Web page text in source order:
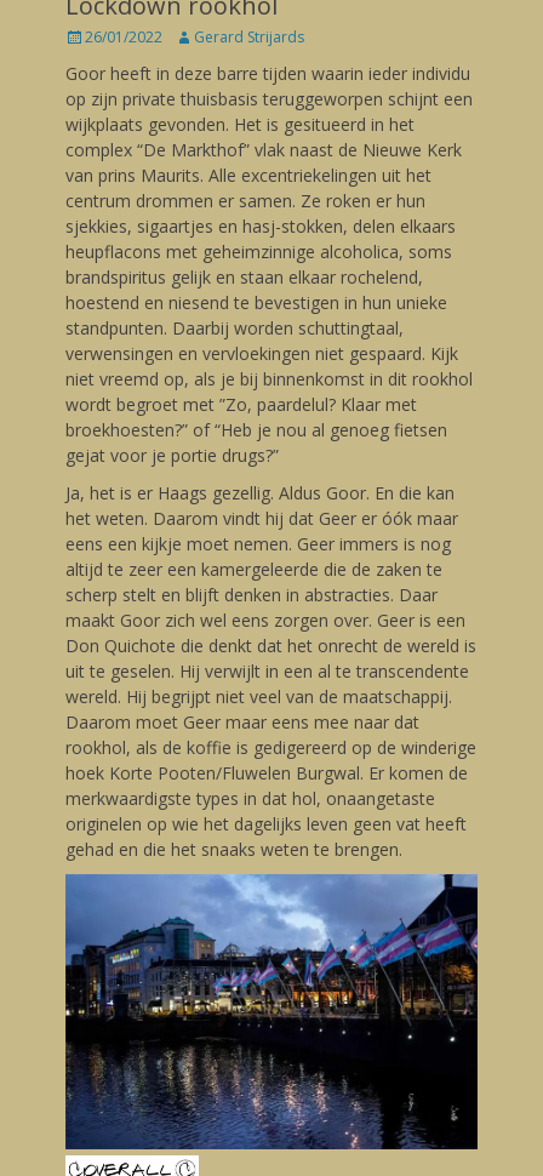
Posted
26/01/2022 Author
Gerard Strijards
Goor heeft in deze barre tijden waarin ieder individu
op zijn private thuisbasis teruggeworpen schijnt een
wijkplaats gevonden. Het is gesitueerd in het
complex “De Markthof” vlak naast de Nieuwe Kerk
van prins Maurits. Alle excentriekelingen uit het
centrum drommen er samen. Ze roken er hun
sjekkies, sigaartjes en hasj-stokken, delen elkaars
heupflacons met geheimzinnige alcoholica, soms
brandspiritus gelijk en staan elkaar rochelend,
hoestend en niesend te bevestigen in hun unieke
standpunten. Daarbij worden schuttingtaal,
verwensingen en vervloekingen niet gespaard. Kijk
niet vreemd op, als je bij binnenkomst in dit rookhol
wordt begroet met ”Zo, paardelul? Klaar met
broekhoesten?” of “Heb je nou al genoeg fietsen
gejat voor je portie drugs?”
Ja, het is er Haags gezellig. Aldus Goor. En die kan
het weten. Daarom vindt hij dat Geer er óók maar
eens een kijkje moet nemen. Geer immers is nog
altijd te zeer een kamergeleerde die de zaken te
scherp stelt en blijft denken in abstracties. Daar
maakt Goor zich wel eens zorgen over. Geer is een
Don Quichote die denkt dat het onrecht de wereld is
uit te geselen. Hij verwijlt in een al te transcendente
wereld. Hij begrijpt niet veel van de maatschappij.
Daarom moet Geer maar eens mee naar dat
rookhol, als de koffie is gedigereerd op de winderige
hoek Korte Pooten/Fluwelen Burgwal. Er komen de
merkwaardigste types in dat hol, onaangetaste
originelen op wie het dagelijks leven geen vat heeft
gehad en die het snaaks weten te brengen.